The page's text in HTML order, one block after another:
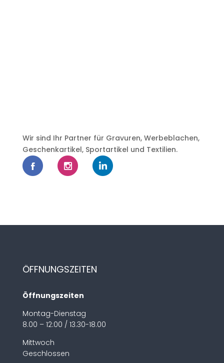
Wir sind Ihr Partner für Gravuren, Werbeblachen,
Geschenkartikel, Sportartikel und Textilien.
ÖFFNUNGSZEITEN
Öffnungszeiten
Montag-Dienstag
8.00 – 12:00 / 13.30-18.00
Mittwoch
Geschlossen